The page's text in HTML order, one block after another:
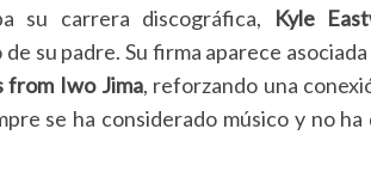
su carrera discográfica, Kyle
su padre. Su firma aparece
from Iwo Jima, reforzando una
se ha considerado músico y no